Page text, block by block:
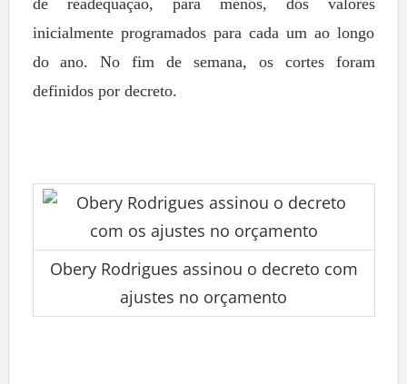
de readequação, para menos, dos valores
inicialmente programados para cada um ao longo
do ano. No fim de semana, os cortes foram
definidos por decreto.
Obery Rodrigues assinou o decreto com
ajustes no orçamento